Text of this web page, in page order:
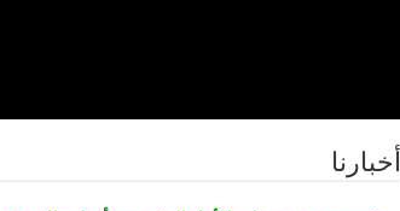
أخبارنا